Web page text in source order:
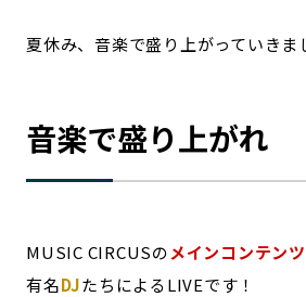
MILCプロジェクト
選出企
夏休み、音楽で盛り上がっていきま
音楽で盛り上がれ
MUSIC CIRCUSのメインコンテンツ
有名DJたちによるLIVEです！